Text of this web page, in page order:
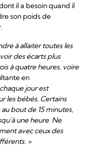
il a besoin quand il
son poids de
à allaiter toutes les
des écarts plus
à quatre heures, voire
en
jour est
les bébés. Certains
bout de 15 minutes,
une heure. Ne
avec ceux des
»